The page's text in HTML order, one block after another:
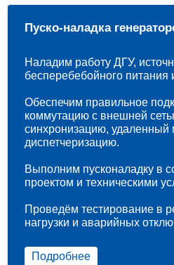
Пуско-наладка
Наладим работу ДГУ,
бесперебебойного питания
Обеспечим правильное
коммутацию с внешней
синхронизацию, удаленный
диспетчеризацию.
Выполним пусконаладку в
проектом и техническими
Проведём тестирование в
нагрузки и аварийных
Подробнее